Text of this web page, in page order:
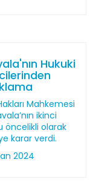
Hukuki
Mahkemesi
ikinci
öncelikli olarak
karar verdi.
2024